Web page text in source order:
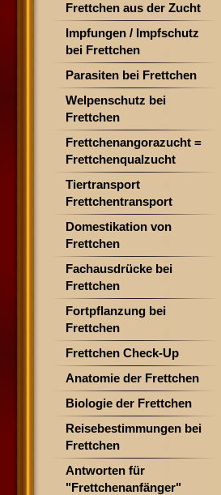
Frettchen aus der Zucht
Impfungen / Impfschutz
bei Frettchen
Parasiten bei Frettchen
Welpenschutz bei
Frettchen
Frettchenangorazucht =
Frettchenqualzucht
Tiertransport
Frettchentransport
Domestikation von
Frettchen
Fachausdrücke bei
Frettchen
Fortpflanzung bei
Frettchen
Frettchen Check-Up
Anatomie der Frettchen
Biologie der Frettchen
Reisebestimmungen bei
Frettchen
Antworten für
"Frettchenanfänger"